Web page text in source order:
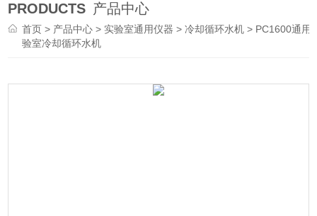
PRODUCTS 产品中心
首页 > 产品中心 > 实验室通用仪器 >冷却循环水机 > PC1600通用
验室冷却循环水机